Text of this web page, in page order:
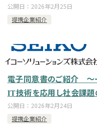
公開日： 2026年2月25日
提携企業紹介
電子同意書のご紹介 ～
IT技術を応用し社会課題
公開日： 2026年2月24日
提携企業紹介